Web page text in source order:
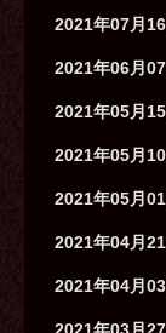
2021年07月16
2021年06月07
2021年05月15
2021年05月10
2021年05月01
2021年04月21
2021年04月03